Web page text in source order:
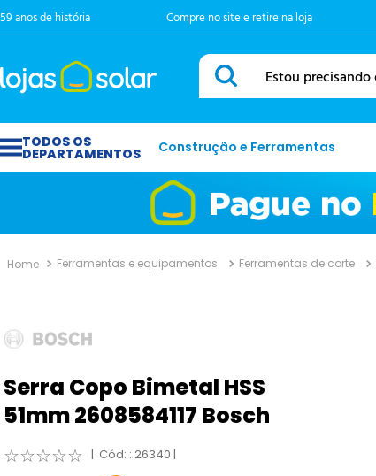
59 anos de história Compre no site e retire na loja
Estou precisando de...
Construção e Ferramentas
Ferramentas e equipamentos Ferramentas de corte
Serra Copo Bimetal HSS
51mm 2608584117 Bosch
☆☆☆☆☆ : 26340